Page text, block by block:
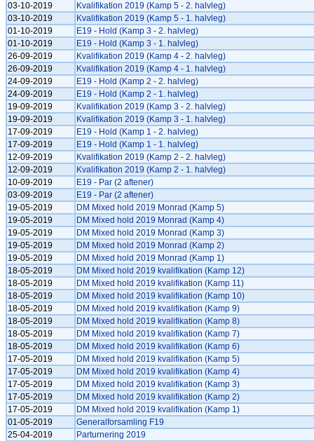
03-10-2019
Kvalifikation 2019 (Kamp 5 - 2. halvleg)
03-10-2019
Kvalifikation 2019 (Kamp 5 - 1. halvleg)
01-10-2019
E19 - Hold (Kamp 3 - 2. halvleg)
01-10-2019
E19 - Hold (Kamp 3 - 1. halvleg)
26-09-2019
Kvalifikation 2019 (Kamp 4 - 2. halvleg)
26-09-2019
Kvalifikation 2019 (Kamp 4 - 1. halvleg)
24-09-2019
E19 - Hold (Kamp 2 - 2. halvleg)
24-09-2019
E19 - Hold (Kamp 2 - 1. halvleg)
19-09-2019
Kvalifikation 2019 (Kamp 3 - 2. halvleg)
19-09-2019
Kvalifikation 2019 (Kamp 3 - 1. halvleg)
17-09-2019
E19 - Hold (Kamp 1 - 2. halvleg)
17-09-2019
E19 - Hold (Kamp 1 - 1. halvleg)
12-09-2019
Kvalifikation 2019 (Kamp 2 - 2. halvleg)
12-09-2019
Kvalifikation 2019 (Kamp 2 - 1. halvleg)
10-09-2019
E19 - Par (2 aftener)
03-09-2019
E19 - Par (2 aftener)
19-05-2019
DM Mixed hold 2019 Monrad (Kamp 5)
19-05-2019
DM Mixed hold 2019 Monrad (Kamp 4)
19-05-2019
DM Mixed hold 2019 Monrad (Kamp 3)
19-05-2019
DM Mixed hold 2019 Monrad (Kamp 2)
19-05-2019
DM Mixed hold 2019 Monrad (Kamp 1)
18-05-2019
DM Mixed hold 2019 kvalifikation (Kamp 12)
18-05-2019
DM Mixed hold 2019 kvalifikation (Kamp 11)
18-05-2019
DM Mixed hold 2019 kvalifikation (Kamp 10)
18-05-2019
DM Mixed hold 2019 kvalifikation (Kamp 9)
18-05-2019
DM Mixed hold 2019 kvalifikation (Kamp 8)
18-05-2019
DM Mixed hold 2019 kvalifikation (Kamp 7)
18-05-2019
DM Mixed hold 2019 kvalifikation (Kamp 6)
17-05-2019
DM Mixed hold 2019 kvalifikation (Kamp 5)
17-05-2019
DM Mixed hold 2019 kvalifikation (Kamp 4)
17-05-2019
DM Mixed hold 2019 kvalifikation (Kamp 3)
17-05-2019
DM Mixed hold 2019 kvalifikation (Kamp 2)
17-05-2019
DM Mixed hold 2019 kvalifikation (Kamp 1)
01-05-2019
Generalforsamling F19
25-04-2019
Parturnering 2019